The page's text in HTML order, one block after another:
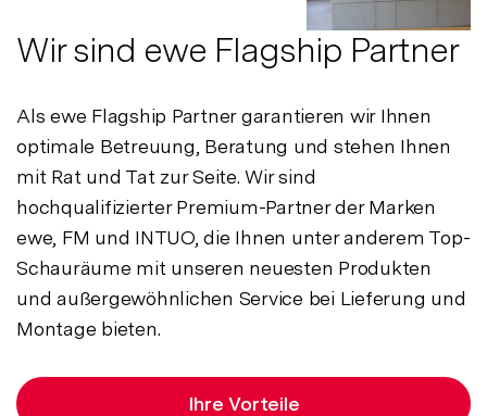
Wir sind ewe Flagship Partner
Als ewe Flagship Partner garantieren wir Ihnen
optimale Betreuung, Beratung und stehen Ihnen
mit Rat und Tat zur Seite. Wir sind
hochqualifizierter Premium-Partner der Marken
ewe, FM und INTUO, die Ihnen unter anderem Top-
Schauräume mit unseren neuesten Produkten
und außergewöhnlichen Service bei Lieferung und
Montage bieten.
Ihre Vorteile